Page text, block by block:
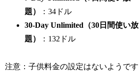
題）
：34ドル
30-Day Unlimited（30日間使い放
題）
：132ドル
注意：子供料金の設定はないようです